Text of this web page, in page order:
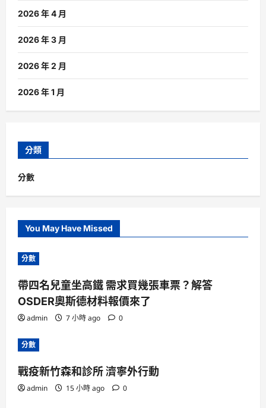
2026 年 4 月
2026 年 3 月
2026 年 2 月
2026 年 1 月
分類
分數
You May Have Missed
分數
帶四名兒童坐高鐵 需求買幾張車票？解答
OSDER奧斯德材料報價來了
admin 7 小時 ago 0
分數
戰疫新竹森和診所 濟寧外行動
admin 15 小時 ago 0